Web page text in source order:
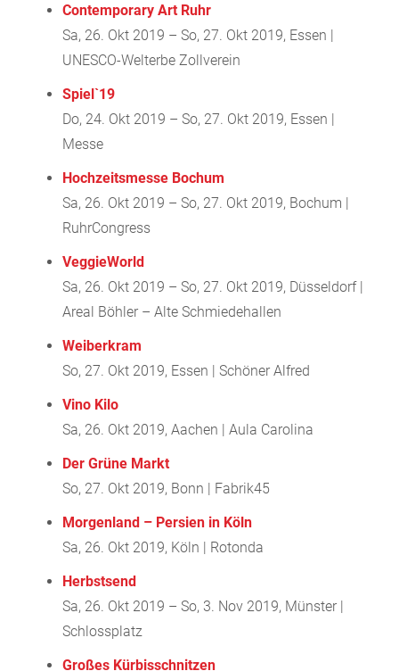
Contemporary Art Ruhr
Sa, 26. Okt 2019 – So, 27. Okt 2019, Essen |
UNESCO-Welterbe Zollverein
Spiel`19
Do, 24. Okt 2019 – So, 27. Okt 2019, Essen |
Messe
Hochzeitsmesse Bochum
Sa, 26. Okt 2019 – So, 27. Okt 2019, Bochum |
RuhrCongress
VeggieWorld
Sa, 26. Okt 2019 – So, 27. Okt 2019, Düsseldorf |
Areal Böhler – Alte Schmiedehallen
Weiberkram
So, 27. Okt 2019, Essen | Schöner Alfred
Vino Kilo
Sa, 26. Okt 2019, Aachen | Aula Carolina
Der Grüne Markt
So, 27. Okt 2019, Bonn | Fabrik45
Morgenland – Persien in Köln
Sa, 26. Okt 2019, Köln | Rotonda
Herbstsend
Sa, 26. Okt 2019 – So, 3. Nov 2019, Münster |
Schlossplatz
Großes Kürbisschnitzen